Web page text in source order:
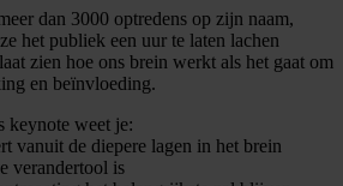
dan 3000 optredens op zijn naam,
het publiek een uur te laten lachen
zien hoe ons brein werkt als het gaat om
en beïnvloeding.
keynote weet je:
vanuit de diepere lagen in het brein
verandertool is